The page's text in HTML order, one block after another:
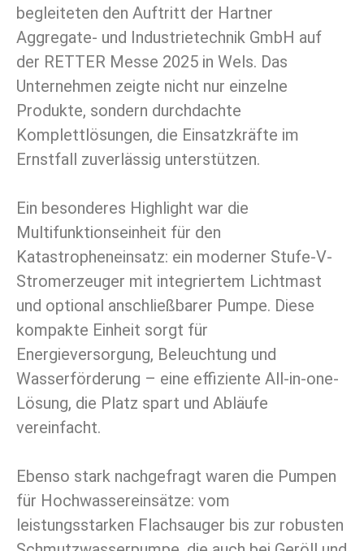
begleiteten den Auftritt der Hartner
Aggregate- und Industrietechnik GmbH auf
der RETTER Messe 2025 in Wels. Das
Unternehmen zeigte nicht nur einzelne
Produkte, sondern durchdachte
Komplettlösungen, die Einsatzkräfte im
Ernstfall zuverlässig unterstützen.
Ein besonderes Highlight war die
Multifunktionseinheit für den
Katastropheneinsatz: ein moderner Stufe-V-
Stromerzeuger mit integriertem Lichtmast
und optional anschließbarer Pumpe. Diese
kompakte Einheit sorgt für
Energieversorgung, Beleuchtung und
Wasserförderung – eine effiziente All-in-one-
Lösung, die Platz spart und Abläufe
vereinfacht.
Ebenso stark nachgefragt waren die Pumpen
für Hochwassereinsätze: vom
leistungsstarken Flachsauger bis zur robusten